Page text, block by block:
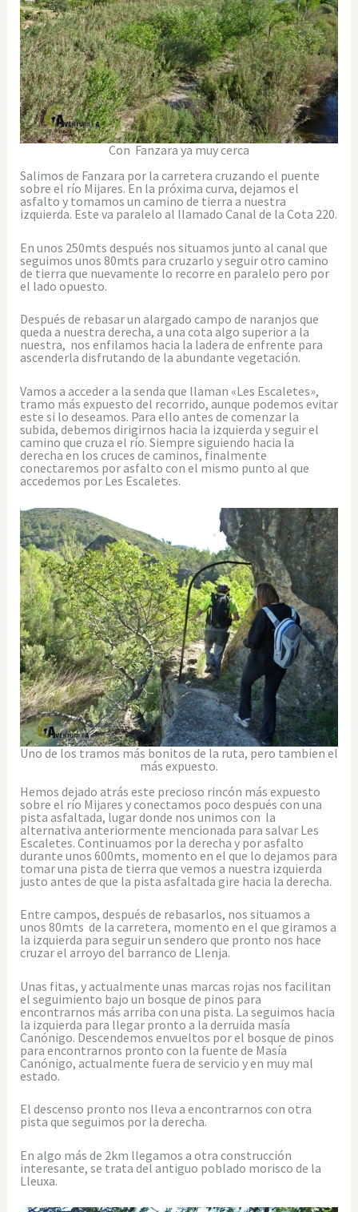
Con Fanzara ya muy cerca
Salimos de Fanzara por la carretera cruzando el puente
sobre el río Mijares. En la próxima curva, dejamos el
asfalto y tomamos un camino de tierra a nuestra
izquierda. Este va paralelo al llamado Canal de la Cota 220.
En unos 250mts después nos situamos junto al canal que
seguimos unos 80mts para cruzarlo y seguir otro camino
de tierra que nuevamente lo recorre en paralelo pero por
el lado opuesto.
Después de rebasar un alargado campo de naranjos que
queda a nuestra derecha, a una cota algo superior a la
nuestra, nos enfilamos hacia la ladera de enfrente para
ascenderla disfrutando de la abundante vegetación.
Vamos a acceder a la senda que llaman «Les Escaletes»,
tramo más expuesto del recorrido, aunque podemos evitar
este si lo deseamos. Para ello antes de comenzar la
subida, debemos dirigirnos hacia la izquierda y seguir el
camino que cruza el río. Siempre siguiendo hacia la
derecha en los cruces de caminos, finalmente
conectaremos por asfalto con el mismo punto al que
accedemos por Les Escaletes.
Uno de los tramos más bonitos de la ruta, pero tambien el
más expuesto.
Hemos dejado atrás este precioso rincón más expuesto
sobre el río Mijares y conectamos poco después con una
pista asfaltada, lugar donde nos unimos con la
alternativa anteriormente mencionada para salvar Les
Escaletes. Continuamos por la derecha y por asfalto
durante unos 600mts, momento en el que lo dejamos para
tomar una pista de tierra que vemos a nuestra izquierda
justo antes de que la pista asfaltada gire hacia la derecha.
Entre campos, después de rebasarlos, nos situamos a
unos 80mts de la carretera, momento en el que giramos a
la izquierda para seguir un sendero que pronto nos hace
cruzar el arroyo del barranco de Llenja.
Unas fitas, y actualmente unas marcas rojas nos facilitan
el seguimiento bajo un bosque de pinos para
encontrarnos más arriba con una pista. La seguimos hacia
la izquierda para llegar pronto a la derruida masía
Canónigo. Descendemos envueltos por el bosque de pinos
para encontrarnos pronto con la fuente de Masía
Canónigo, actualmente fuera de servicio y en muy mal
estado.
El descenso pronto nos lleva a encontrarnos con otra
pista que seguimos por la derecha.
En algo más de 2km llegamos a otra construcción
interesante, se trata del antiguo poblado morisco de la
Lleuxa.